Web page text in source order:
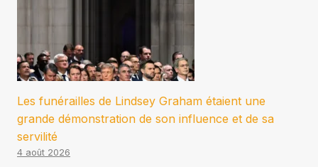
Les funérailles de Lindsey Graham étaient une
grande démonstration de son influence et de sa
servilité
4 août 2026